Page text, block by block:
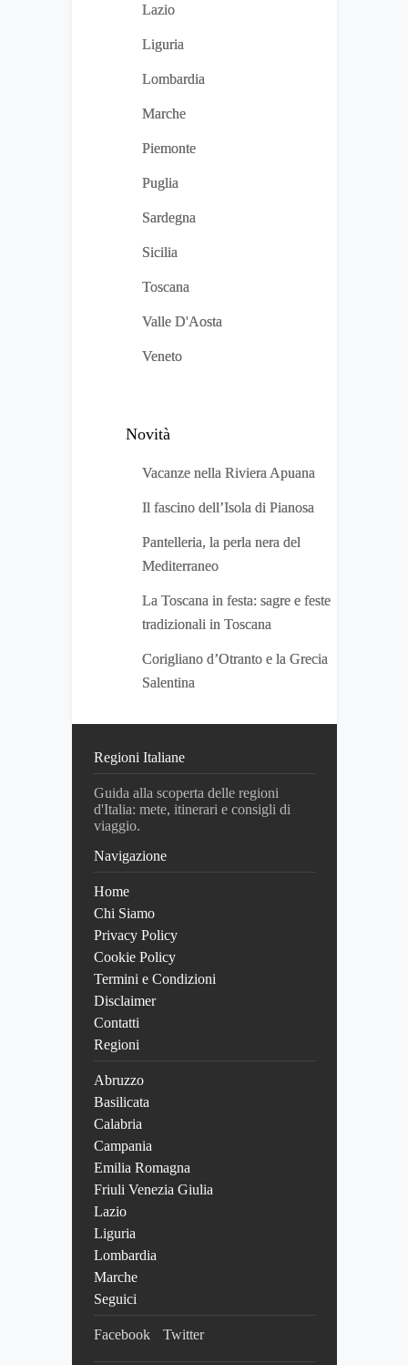
Lazio
Liguria
Lombardia
Marche
Piemonte
Puglia
Sardegna
Sicilia
Toscana
Valle D'Aosta
Veneto
Novità
Vacanze nella Riviera Apuana
Il fascino dell’Isola di Pianosa
Pantelleria, la perla nera del
Mediterraneo
La Toscana in festa: sagre e feste
tradizionali in Toscana
Corigliano d’Otranto e la Grecia
Salentina
Regioni Italiane
Guida alla scoperta delle regioni
d'Italia: mete, itinerari e consigli di
viaggio.
Navigazione
Home
Chi Siamo
Privacy Policy
Cookie Policy
Termini e Condizioni
Disclaimer
Contatti
Regioni
Abruzzo
Basilicata
Calabria
Campania
Emilia Romagna
Friuli Venezia Giulia
Lazio
Liguria
Lombardia
Marche
Seguici
Facebook Twitter